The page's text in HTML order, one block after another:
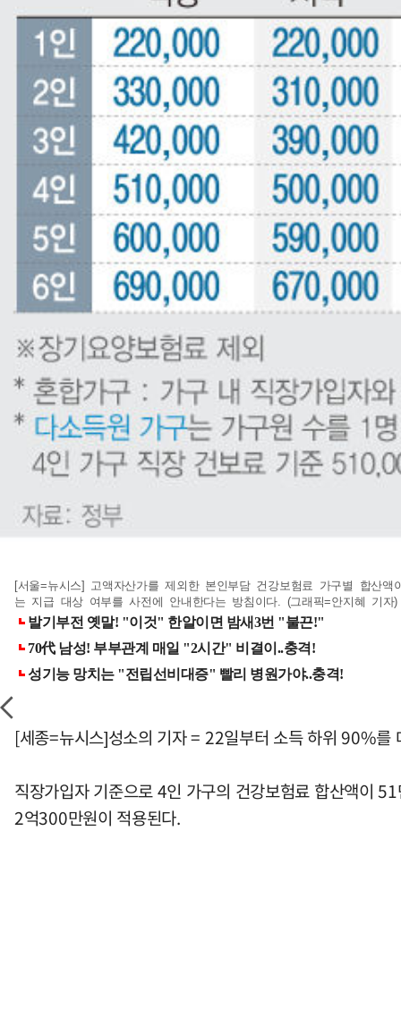
[서울=뉴시스] 고액자산가를 제외한 본인부담 건강보험료 가구별 합산
는 지급 대상 여부를 사전에 안내한다는 방침이다. (그래픽=안지혜 기
[세종=뉴시스]성소의 기자 = 22일부터 소득 하위 90%
직장가입자 기준으로 4인 가구의 건강보험료 합산액이
2억300만원이 적용된다.